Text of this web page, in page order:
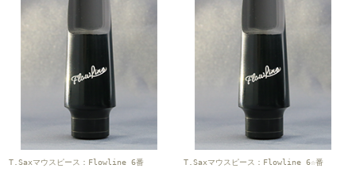
T.Saxマウスピース：Flowline 6番 T.Saxマウスピース：Flowline 6☆番